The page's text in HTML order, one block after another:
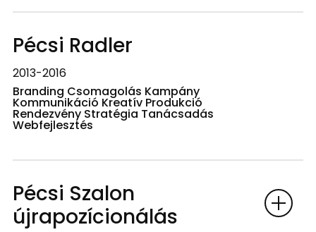
Pécsi Radler
2013-2016
Branding Csomagolás Kampány
Kommunikáció Kreatív Produkció
Rendezvény Stratégia Tanácsadás
Webfejlesztés
Pécsi Szalon
újrapozícionálás